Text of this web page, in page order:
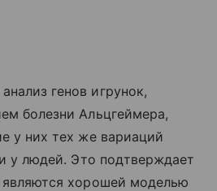
генов игрунок,
болезни Альцгеймера,
у них тех же вариаций
у людей. Это подтверждает
хорошей моделью